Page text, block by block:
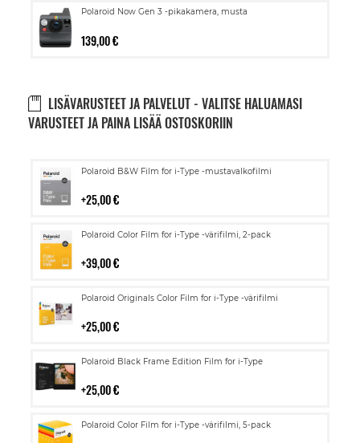
Polaroid Now Gen 3 -pikakamera, musta
139,00 €
LISÄVARUSTEET JA PALVELUT - VALITSE HALUAMASI
VARUSTEET JA PAINA LISÄÄ OSTOSKORIIN
Polaroid B&W Film for i-Type -mustavalkofilmi
25,00 €
Lisää
Polaroid Color Film for i-Type -värifilmi, 2-pack
39,00 €
Lisää
Polaroid Originals Color Film for i-Type -värifilmi
25,00 €
Lisää
Polaroid Black Frame Edition Film for i-Type
25,00 €
Lisää
Polaroid Color Film for i-Type -värifilmi, 5-pack
Lisää